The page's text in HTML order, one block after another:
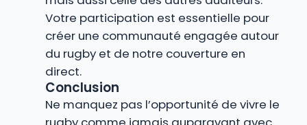
Votre participation est essentielle pour
créer une communauté engagée autour
du rugby et de notre couverture en
direct.
Conclusion
Ne manquez pas l’opportunité de vivre le